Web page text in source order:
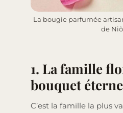
La bougie parfumée
de Niõ
1. La famille
bouquet
C’est la famille la plus